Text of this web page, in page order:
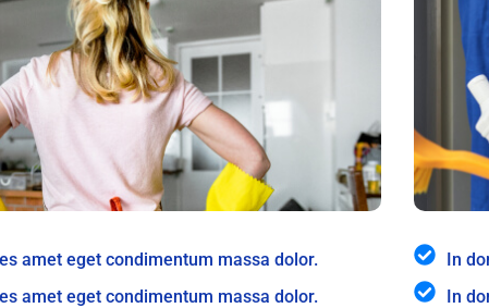
amet eget condimentum massa dolor.
amet eget condimentum massa dolor.
In
In